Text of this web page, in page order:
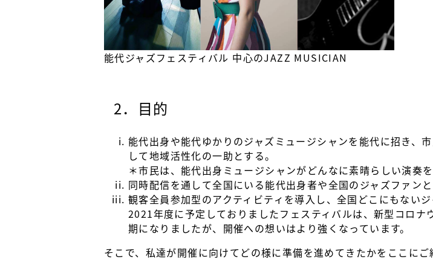
能代ジャズフェスティバル 中心のJAZZ MUSICIAN
2．目的
能代出身や能代ゆかりのジャズミュージシャンを能代に招き、
して地域活性化の一助とする。
＊市民は、能代出身ミュージシャンがどんなに素晴らしい演奏
同時配信を通して全国にいる能代出身者や全国のジャズファンと
観客全員参加型のアクティビティを導入し、全国どこにもないジ
2021年度に予定しておりましたフェスティバルは、新型コロ
期になりましたが、開催への想いはより強くなっています。
そこで、私達が開催に向けてどの様に準備を進めてきたかをここにご